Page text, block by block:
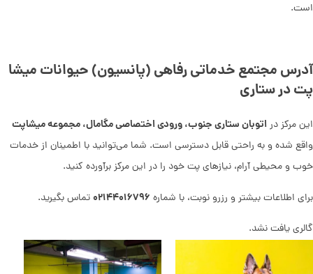
است.
آدرس مجتمع خدماتی رفاهی (پانسیون) حیوانات میشا
پت در ستاری
این مرکز دراتوبان ستاری جنوب، ورودی اختصاصی مگامال، مجموعه میشاپت
واقع شده و به راحتی قابل دسترسی است. شما می‌توانید با اطمینان از خدمات
خوب و محیطی آرام، نیازهای پت خود را در این مرکز برآورده کنید.
برای اطلاعات بیشتر و رزرو نوبت، با شماره ۰۲۱۴۴۰۱۶۷۹۶تماس بگیرید.
گالری یافت نشد.